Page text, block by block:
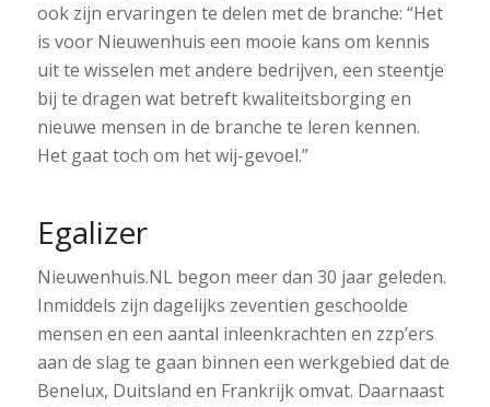
ook zijn ervaringen te delen met de branche: “Het
is voor Nieuwenhuis een mooie kans om kennis
uit te wisselen met andere bedrijven, een steentje
bij te dragen wat betreft kwaliteitsborging en
nieuwe mensen in de branche te leren kennen.
Het gaat toch om het wij-gevoel.”
Egalizer
Nieuwenhuis.NL begon meer dan 30 jaar geleden.
Inmiddels zijn dagelijks zeventien geschoolde
mensen en een aantal inleenkrachten en zzp’ers
aan de slag te gaan binnen een werkgebied dat de
Benelux, Duitsland en Frankrijk omvat. Daarnaast